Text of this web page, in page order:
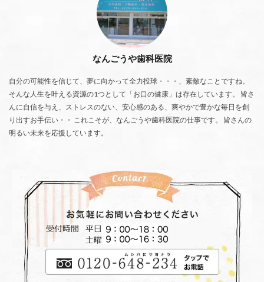
なんごうや歯科医院
自分の可能性を信じて、夢に向かって全力投球・・・、素敵なことですね。
そんな人生を叶える資源の1つとして「お口の健康」は存在しています。 皆さ
んに自信を与え、ストレスのない、安心感のある、爽やかで豊かな毎日を創
り出すお手伝い・・ これこそが、なんごうや歯科医院の仕事です。 皆さんの
明るい未来を応援しています。